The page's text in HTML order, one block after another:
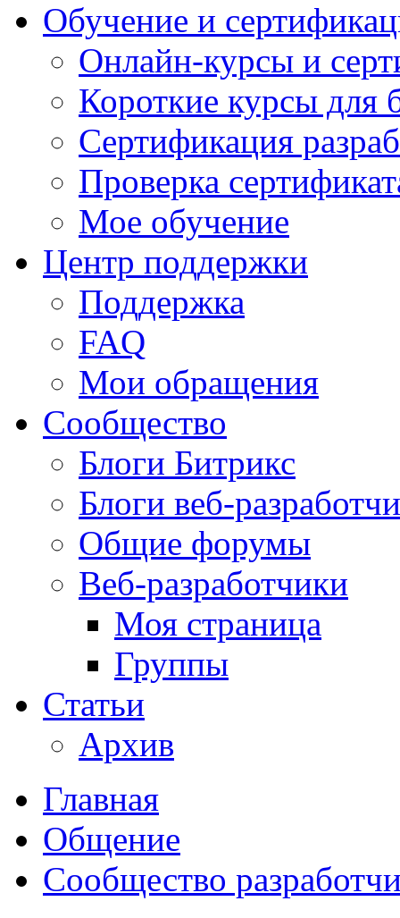
Обучение и
Онлайн-курсы и
Короткие курсы для
Сертификация
Проверка
Мое обучение
Центр поддержки
Поддержка
FAQ
Мои обращения
Сообщество
Блоги Битрикс
Блоги веб-
Общие форумы
Веб-разработчики
Моя страница
Группы
Статьи
Архив
Главная
Общение
Сообщество